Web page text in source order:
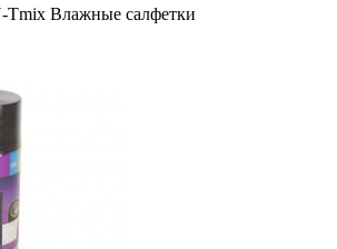
Tmix Влажные салфетки